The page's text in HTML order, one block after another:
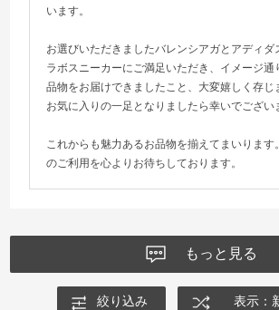
います。
お選びいただきましたバレンシアガとアディダ
ラボスニーカーにご満足いただき、イメージ通
品物をお届けできましたこと、大変嬉しく存じ
お気に入りの一足となりましたら幸いでござい
これからも魅力あるお品物を揃えてまいります
のご利用を心よりお待ちしております。
もっと見る
絞り込み 表示：